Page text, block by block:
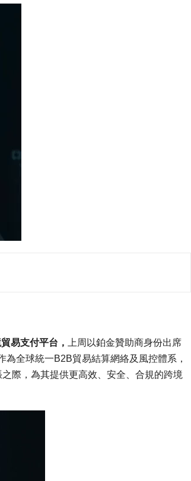
易支付平台，
上周以鉑金贊助商身份出席
為全球統一B2B貿易結算網絡及風控體系，
際，為其提供更高效、安全、合規的跨境